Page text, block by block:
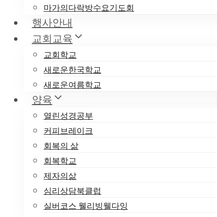
마가의다락방수요기도회
행사안내
교회교육
교회학교
새로운한국학교
새로운여름학교
양육
열린성경공부
커피브레이크
회복의 삶
회복학교
제자의삶
심리상담북클럽
실버코스 웰리빙웰다잉
교회자료
새로운개혁교회
admin
2025-08-12
정관-새로운개혁교회_20250810
Post Views:
330